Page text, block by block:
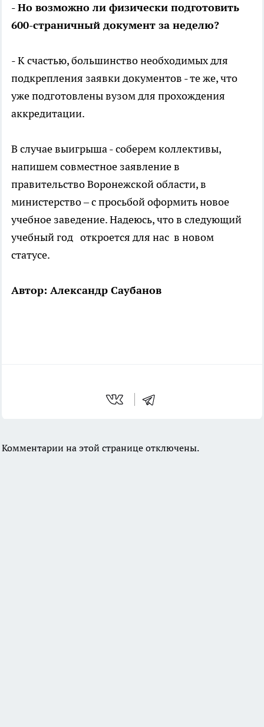
- Но возможно ли физически подготовить
600-страничный документ за неделю?
- К счастью, большинство необходимых для
подкрепления заявки документов - те же, что
уже подготовлены вузом для прохождения
аккредитации.
В случае выигрыша - соберем коллективы,
напишем совместное заявление в
правительство Воронежской области, в
министерство – с просьбой оформить новое
учебное заведение. Надеюсь, что в следующий
учебный год откроется для нас в новом
статусе.
Автор: Александр Саубанов
Комментарии на этой странице отключены.